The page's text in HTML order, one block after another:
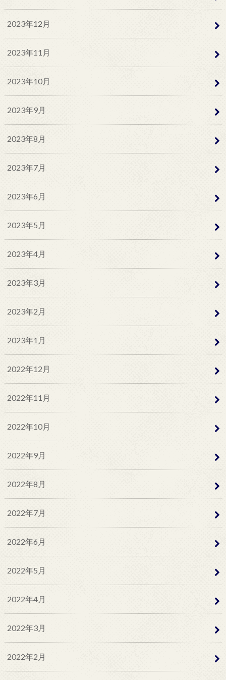
2023年12月
2023年11月
2023年10月
2023年9月
2023年8月
2023年7月
2023年6月
2023年5月
2023年4月
2023年3月
2023年2月
2023年1月
2022年12月
2022年11月
2022年10月
2022年9月
2022年8月
2022年7月
2022年6月
2022年5月
2022年4月
2022年3月
2022年2月